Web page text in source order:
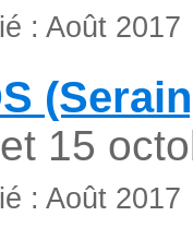
: Août 2017
15
: Août 2017